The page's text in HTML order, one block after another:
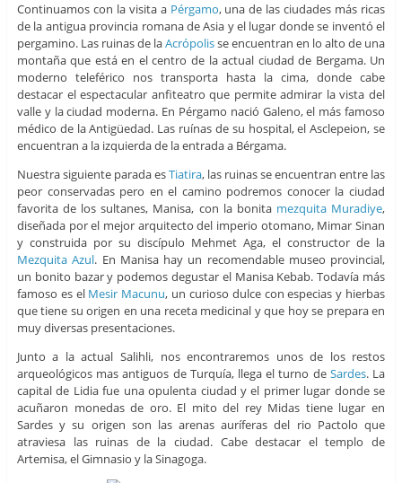
Continuamos con la visita a Pérgamo, una de las ciudades más ricas
de la antigua provincia romana de Asia y el lugar donde se inventó el
pergamino. Las ruinas de laAcrópolisse encuentran en lo alto de una
montaña que está en el centro de la actual ciudad de Bergama. Un
moderno teleférico nos transporta hasta la cima, donde cabe
destacar el espectacular anfiteatro que permite admirar la vista del
valle y la ciudad moderna. En Pérgamo nació Galeno, el más famoso
médico de la Antigüedad. Las ruínas de su hospital, el Asclepeion, se
encuentran a la izquierda de la entrada a Bérgama.
Nuestra siguiente parada esTiatira, las ruinas se encuentran entre las
peor conservadas pero en el camino podremos conocer la ciudad
favorita de los sultanes, Manisa, con la bonita mezquita Muradiye,
diseñada por el mejor arquitecto del imperio otomano, Mimar Sinan
y construida por su discípulo Mehmet Aga, el constructor de la
Mezquita Azul. En Manisa hay un recomendable museo provincial,
un bonito bazar y podemos degustar el Manisa Kebab. Todavía más
famoso es el Mesir Macunu, un curioso dulce con especias y hierbas
que tiene su origen en una receta medicinal y que hoy se prepara en
muy diversas presentaciones.
Junto a la actual Salihli, nos encontraremos unos de los restos
arqueológicos mas antiguos de Turquía, llega el turno de Sardes. La
capital de Lidia fue una opulenta ciudad y el primer lugar donde se
acuñaron monedas de oro. El mito del rey Midas tiene lugar en
Sardes y su origen son las arenas auríferas del rio Pactolo que
atraviesa las ruinas de la ciudad. Cabe destacar el templo de
Artemisa, el Gimnasio y la Sinagoga.